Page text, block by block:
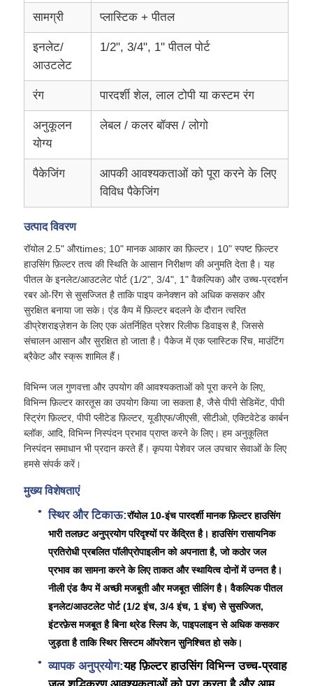
उत्पाद
वीडियो
हमारे बारे में
फैक्टरी यात्रा
हमसे संपर्क करें
समाचार
आरओ सिस्टम
पानी की परफान
जल फिल्टर आवास
पानी फिल्टर कारतूस
आवासीय आरओ झिल्ली
वाटर फ़िल्टर कनेक्शन फिटिंग
औद्योगिक आरओ झिल्ली
आरओ झिल्ली आवास
सामग्री प्लास्टिक + पीतल
इनलेट/
आउटलेट
1/2", 3/4", 1" पीतल पोर्ट
रंग पारदर्शी शेल, लाल टोपी या कस्टम रंग
अनुकूलन
योग्य
लेबल / कलर बॉक्स / लोगो
पैकेजिंग
आपकी आवश्यकताओं को पूरा करने के लिए
विविध पैकेजिंग
उत्पाद विवरण
रॉयोल 2.5" औरtimes; 10" मानक आकार का फ़िल्टर। 10" स्पष्ट फ़िल्टर
हाउसिंग फ़िल्टर तत्व की स्थिति के आसान निरीक्षण की अनुमति देता है। यह
पीतल के इनलेट/आउटलेट पोर्ट (1/2", 3/4", 1" वैकल्पिक) और उच्च-प्रदर्शन
रबर ओ-रिंग से सुसज्जित है ताकि पाइप कनेक्शन को अधिक कसकर और
सुरक्षित बनाया जा सके। एंड कैप में फ़िल्टर बदलने के दौरान त्वरित
डीप्रेशराइज़ेशन के लिए एक अंतर्निहित प्रेशर रिलीफ डिवाइस है, जिससे
संचालन आसान और सुरक्षित हो जाता है। पैकेज में एक प्लास्टिक रिंच, माउंटिंग
ब्रैकेट और स्क्रू शामिल हैं।
विभिन्न जल गुणवत्ता और उपयोग की आवश्यकताओं को पूरा करने के लिए,
विभिन्न फ़िल्टर कारतूस का उपयोग किया जा सकता है, जैसे पीपी सेडिमेंट, पीपी
स्ट्रिंग फ़िल्टर, पीपी प्लीटेड फ़िल्टर, यूडीएफ/जीएसी, सीटीओ, एक्टिवेटेड कार्बन
ब्लॉक, आदि, विभिन्न निस्पंदन प्रभाव प्राप्त करने के लिए। हम अनुकूलित
निस्पंदन समाधान भी प्रदान करते हैं। कृपया पेशेवर जल उपचार सेवाओं के लिए
हमसे संपर्क करें।
मुख्य विशेषताएं
स्थिर और टिकाऊ:रॉयोल 10-इंच पारदर्शी मानक फ़िल्टर हाउसिंग
भारी तलछट अनुप्रयोग परिदृश्यों पर केंद्रित है। हाउसिंग रासायनिक
प्रतिरोधी प्रबलित पॉलीप्रोपाइलीन को अपनाता है, जो कठोर जल
प्रभाव का सामना करने के लिए ताकत और स्थायित्व दोनों में उन्नत है।
नीली एंड कैप में अच्छी मजबूती और मजबूत सीलिंग है। वैकल्पिक पीतल
इनलेट/आउटलेट पोर्ट (1/2 इंच, 3/4 इंच, 1 इंच) से सुसज्जित,
इंटरफ़ेस मजबूत है बिना थ्रेड स्लिप के, पाइपलाइन से अधिक कसकर
जुड़ता है ताकि स्थिर सिस्टम ऑपरेशन सुनिश्चित हो सके।
व्यापक अनुप्रयोग:यह फ़िल्टर हाउसिंग विभिन्न उच्च-प्रवाह